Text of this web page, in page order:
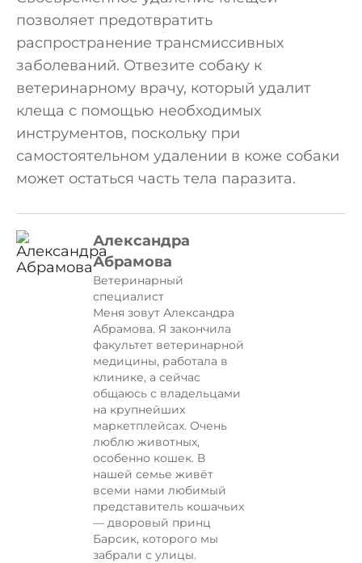
позволяет предотвратить
распространение трансмиссивных
заболеваний. Отвезите собаку к
ветеринарному врачу, который удалит
клеща с помощью необходимых
инструментов, поскольку при
самостоятельном удалении в коже собаки
может остаться часть тела паразита.
Александра
Абрамова
Ветеринарный
специалист
Меня зовут Александра
Абрамова. Я закончила
факультет ветеринарной
медицины, работала в
клинике, а сейчас
общаюсь с владельцами
на крупнейших
маркетплейсах. Очень
люблю животных,
особенно кошек. В
нашей семье живёт
всеми нами любимый
представитель кошачьих
— дворовый принц
Барсик, которого мы
забрали с улицы.